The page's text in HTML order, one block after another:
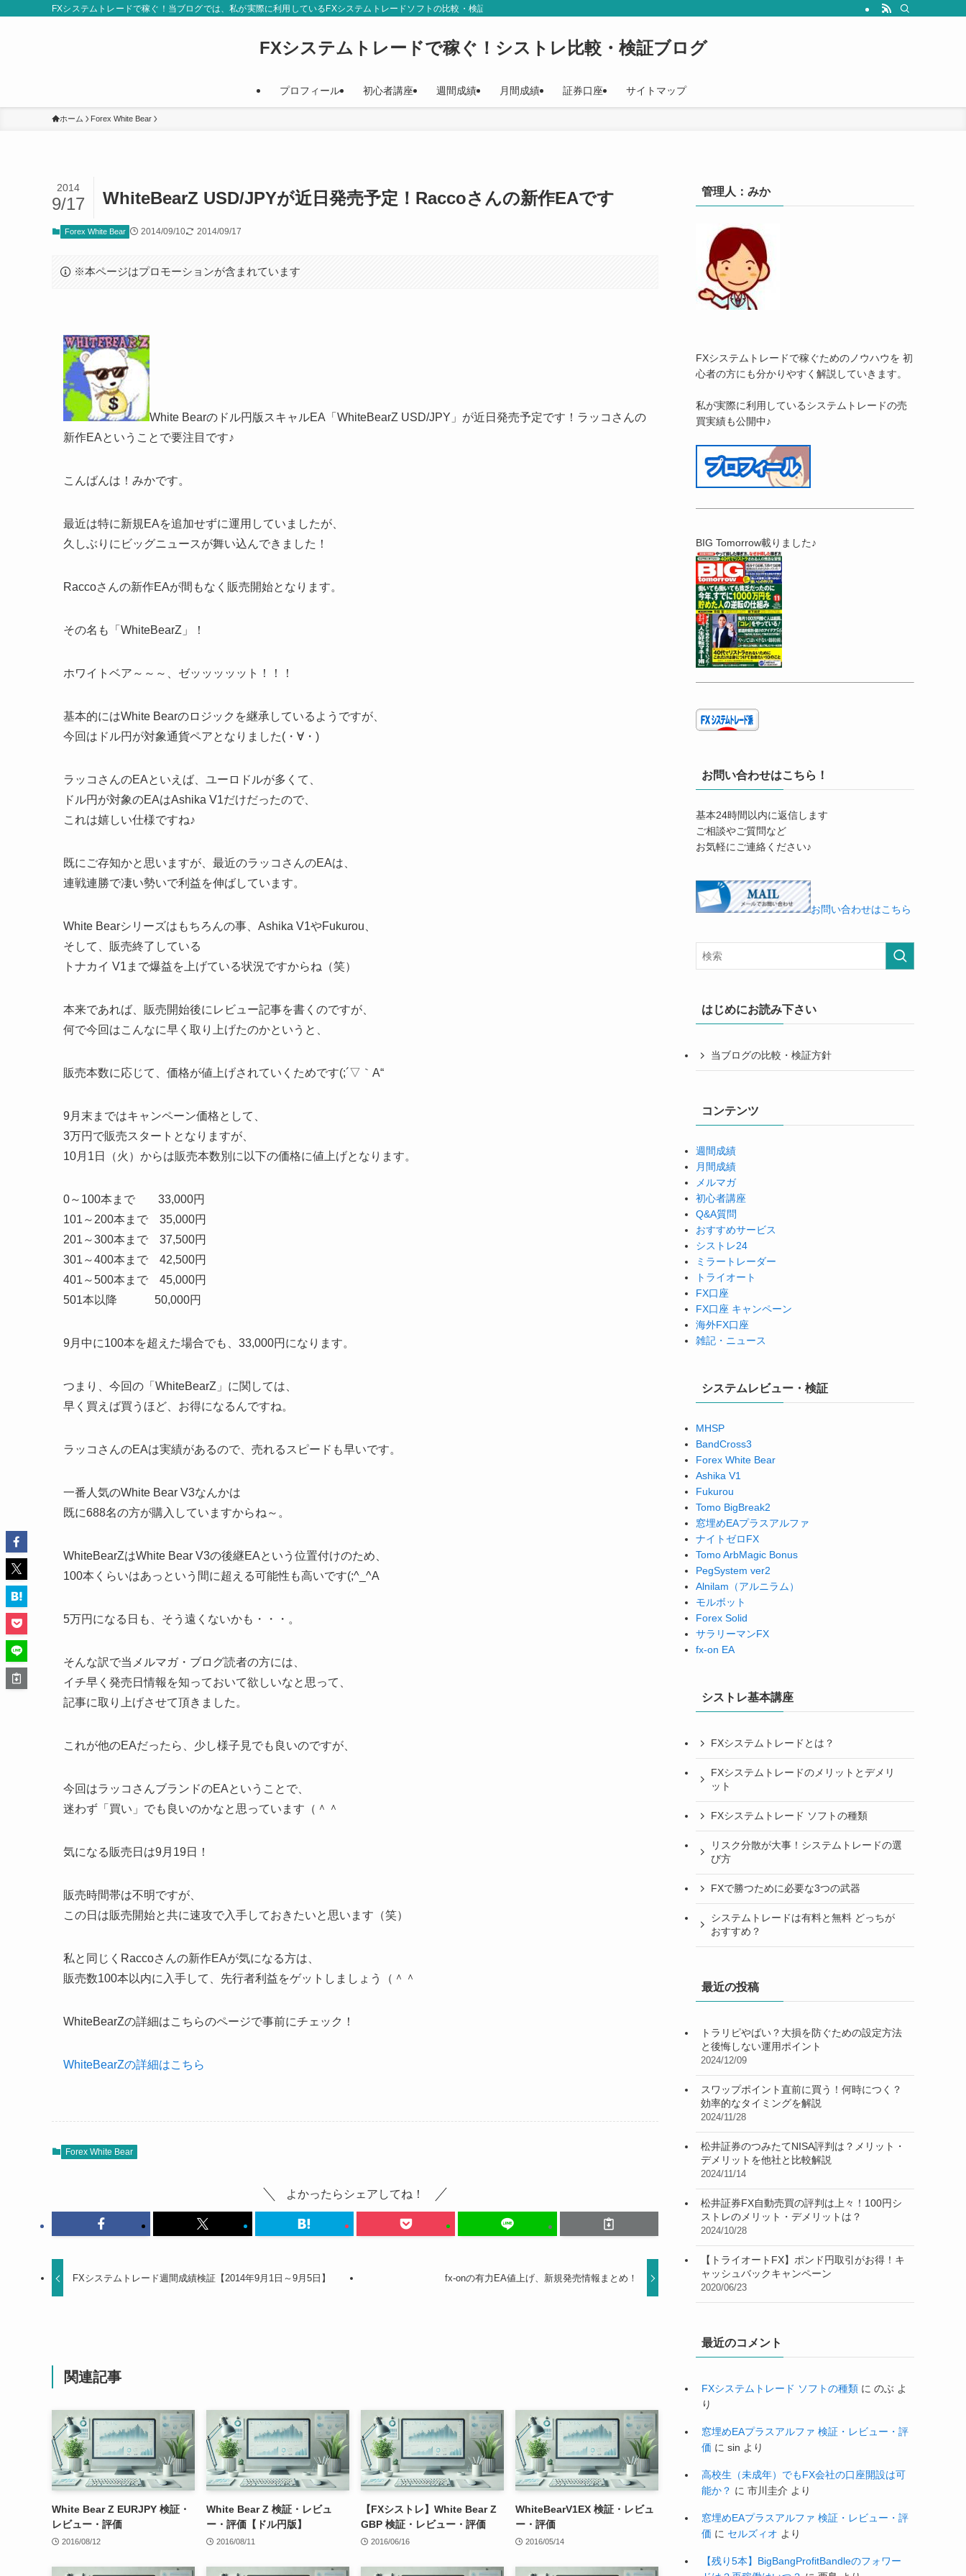
FXシステムトレードで稼ぐ！当ブログでは、私が実際に利用しているFXシステムトレードソフトの比較・検証結果をご紹介しています。シストレ初心者の人にも分かりやすく解説していきます。
FXシステムトレードで稼ぐ！シストレ比較・検証ブログ
プロフィール 初心者講座 週間成績 月間成績 証券口座 サイトマップ
ホーム Forex White Bear
WhiteBearZ USD/JPYが近日発売予定！Raccoさんの新作EAです
2014
9/17
Forex White Bear 2014/09/10 2014/09/17
※本ページはプロモーションが含まれています
White Bearのドル円版スキャルEA「WhiteBearZ USD/JPY」が近日発売予定です！ラッコさんの
新作EAということで要注目です♪
こんばんは！みかです。
最近は特に新規EAを追加せずに運用していましたが、
久しぶりにビッグニュースが舞い込んできました！
Raccoさんの新作EAが間もなく販売開始となります。
その名も「WhiteBearZ」！
ホワイトベア～～～、ゼッッッッット！！！
基本的にはWhite Bearのロジックを継承しているようですが、
今回はドル円が対象通貨ペアとなりました(・∀・)
ラッコさんのEAといえば、ユーロドルが多くて、
ドル円が対象のEAはAshika V1だけだったので、
これは嬉しい仕様ですね♪
既にご存知かと思いますが、最近のラッコさんのEAは、
連戦連勝で凄い勢いで利益を伸ばしています。
White Bearシリーズはもちろんの事、Ashika V1やFukurou、
そして、販売終了している
トナカイ V1まで爆益を上げている状況ですからね（笑）
本来であれば、販売開始後にレビュー記事を書くのですが、
何で今回はこんなに早く取り上げたのかというと、
販売本数に応じて、価格が値上げされていくためです(;´▽｀A“
9月末まではキャンペーン価格として、
3万円で販売スタートとなりますが、
10月1日（火）からは販売本数別に以下の価格に値上げとなります。
0～100本まで 33,000円
101～200本まで 35,000円
201～300本まで 37,500円
301～400本まで 42,500円
401～500本まで 45,000円
501本以降 50,000円
9月中に100本を超えた場合でも、33,000円になります。
つまり、今回の「WhiteBearZ」に関しては、
早く買えば買うほど、お得になるんですね。
ラッコさんのEAは実績があるので、売れるスピードも早いです。
一番人気のWhite Bear V3なんかは
既に688名の方が購入していますからね～。
WhiteBearZはWhite Bear V3の後継EAという位置付けのため、
100本くらいはあっという間に超える可能性も高いです(;^_^A
5万円になる日も、そう遠くないかも・・・。
そんな訳で当メルマガ・ブログ読者の方には、
イチ早く発売日情報を知っておいて欲しいなと思って、
記事に取り上げさせて頂きました。
これが他のEAだったら、少し様子見でも良いのですが、
今回はラッコさんブランドのEAということで、
迷わず「買い」でも良いのかなと思っています（＾＾
気になる販売日は9月19日！
販売時間帯は不明ですが、
この日は販売開始と共に速攻で入手しておきたいと思います（笑）
私と同じくRaccoさんの新作EAが気になる方は、
販売数100本以内に入手して、先行者利益をゲットしましょう（＾＾
WhiteBearZの詳細はこちらのページで事前にチェック！
WhiteBearZの詳細はこちら
Forex White Bear
よかったらシェアしてね！
FXシステムトレード週間成績検証【2014年9月1日～9月5日】 fx-onの有力EA値上げ、新規発売情報まとめ！
関連記事
White Bear Z EURJPY 検証・
レビュー・評価
2016/08/12
White Bear Z 検証・レビュ
ー・評価【ドル円版】
2016/08/11
【FXシストレ】White Bear Z
GBP 検証・レビュー・評価
2016/06/16
WhiteBearV1EX 検証・レビュ
ー・評価
2016/05/14
管理人：みか
FXシステムトレードで稼ぐためのノウハウを 初
心者の方にも分かりやすく解説していきます。
私が実際に利用しているシステムトレードの売
買実績も公開中♪
BIG Tomorrow載りました♪
お問い合わせはこちら！
基本24時間以内に返信します
ご相談やご質問など
お気軽にご連絡ください♪
お問い合わせはこちら
はじめにお読み下さい
当ブログの比較・検証方針
コンテンツ
週間成績
月間成績
メルマガ
初心者講座
Q&A質問
おすすめサービス
シストレ24
ミラートレーダー
トライオート
FX口座
FX口座 キャンペーン
海外FX口座
雑記・ニュース
システムレビュー・検証
MHSP
BandCross3
Forex White Bear
Ashika V1
Fukurou
Tomo BigBreak2
窓埋めEAプラスアルファ
ナイトゼロFX
Tomo ArbMagic Bonus
PegSystem ver2
Alnilam（アルニラム）
モルボット
Forex Solid
サラリーマンFX
fx-on EA
シストレ基本講座
FXシステムトレードとは？
FXシステムトレードのメリットとデメリ
ット
FXシステムトレード ソフトの種類
リスク分散が大事！システムトレードの選
び方
FXで勝つために必要な3つの武器
システムトレードは有料と無料 どっちが
おすすめ？
最近の投稿
トラリピやばい？大損を防ぐための設定方法
と後悔しない運用ポイント
2024/12/09
スワップポイント直前に買う！何時につく？
効率的なタイミングを解説
2024/11/28
松井証券のつみたてNISA評判は？メリット・
デメリットを他社と比較解説
2024/11/14
松井証券FX自動売買の評判は上々！100円シ
ストレのメリット・デメリットは？
2024/10/28
【トライオートFX】ポンド円取引がお得！キ
ャッシュバックキャンペーン
2020/06/23
最近のコメント
FXシステムトレード ソフトの種類 に のぶ よ
り
窓埋めEAプラスアルファ 検証・レビュー・評
価 に sin より
高校生（未成年）でもFX会社の口座開設は可
能か？ に 市川圭介 より
窓埋めEAプラスアルファ 検証・レビュー・評
価 に セルズィオ より
【残り5本】BigBangProfitBandleのフォワー